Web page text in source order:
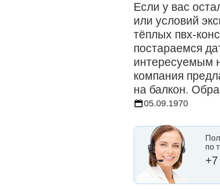
Если у вас
или условий
тёплых пвх-
постараемся
интересуемым
компания
на балкон.
05.09.1970
по